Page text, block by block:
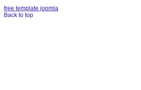
free template joomla
Back to top